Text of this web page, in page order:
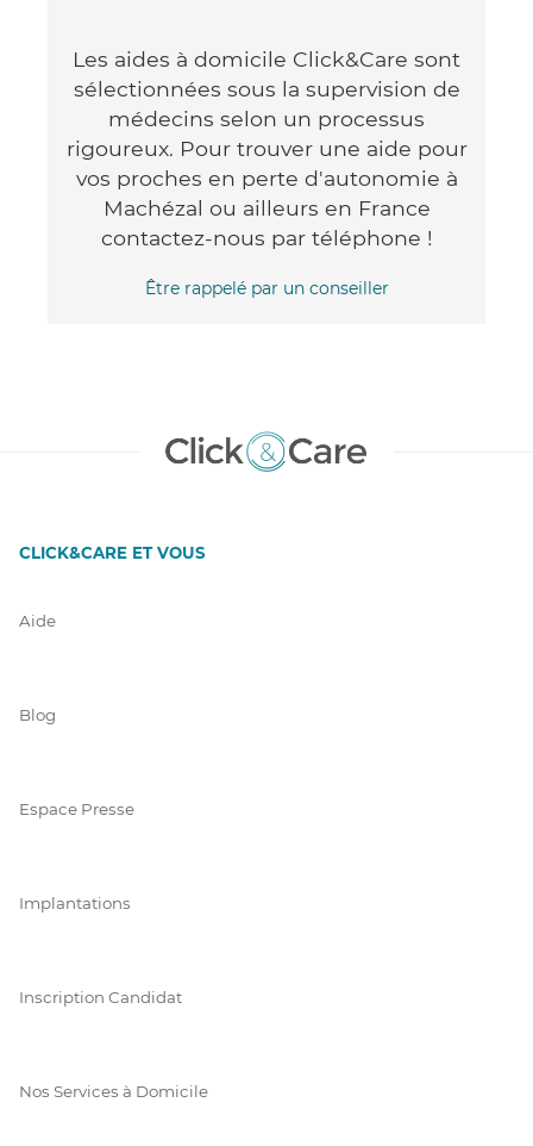
Les aides à domicile Click&Care sont
sélectionnées sous la supervision de
médecins selon un processus
rigoureux. Pour trouver une aide pour
vos proches en perte d'autonomie à
Machézal ou ailleurs en France
contactez-nous par téléphone !
Être rappelé par un conseiller
CLICK&CARE ET VOUS
Aide
Blog
Espace Presse
Implantations
Inscription Candidat
Nos Services à Domicile